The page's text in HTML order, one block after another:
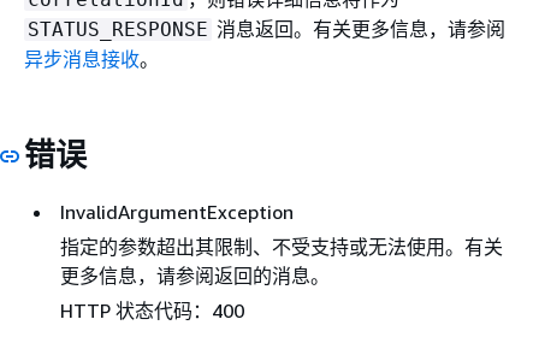
STATUS_RESPONSE 消息返回。有关更多信息，请参阅
异步消息接收。
错误
InvalidArgumentException
指定的参数超出其限制、不受支持或无法使用。有关
更多信息，请参阅返回的消息。
HTTP 状态代码：400